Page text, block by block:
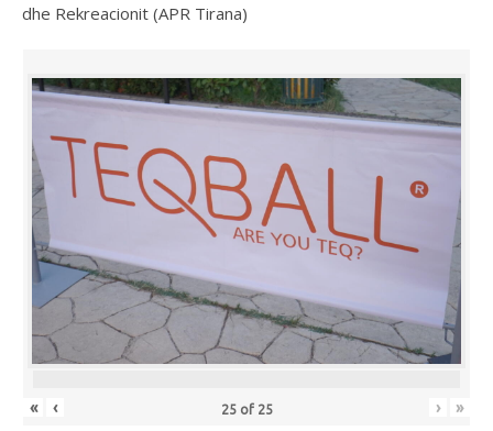
dhe Rekreacionit (APR Tirana)
« ‹ 25of 25 › »